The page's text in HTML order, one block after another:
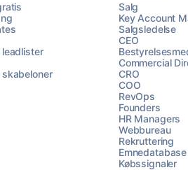
Salg
Key Account
Salgsledelse
CEO
Commercial
CRO
COO
RevOps
Founders
HR Managers
Webbureau
Rekruttering
Emnedatabase
Købssignaler